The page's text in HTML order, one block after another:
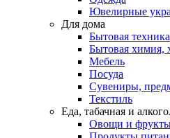
Ювелирные
Для дома
Бытовая техника
Бытовая химия,
Мебель
Посуда
Сувениры,
Текстиль
Еда, табачная и
Овощи и